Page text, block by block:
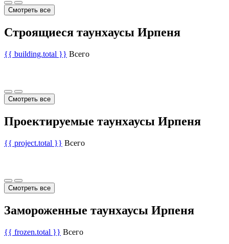
Смотреть все
Строящиеся таунхаусы Ирпеня
{{ building.total }} Всего
Смотреть все
Проектируемые таунхаусы Ирпеня
{{ project.total }} Всего
Смотреть все
Замороженные таунхаусы Ирпеня
{{ frozen.total }} Всего